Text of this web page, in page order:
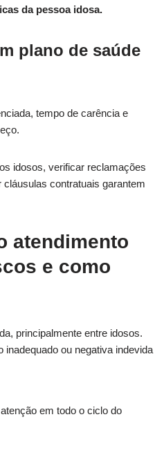
da pessoa idosa.
plano de saúde
tempo de carência e
idosos, verificar reclamações
contratuais garantem
atendimento
e como
principalmente entre idosos.
inadequado ou negativa indevida
em todo o ciclo do